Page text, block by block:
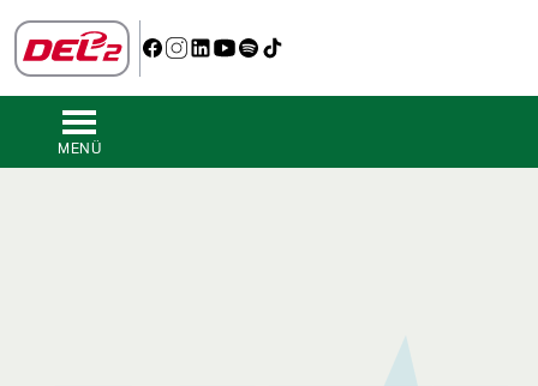
MENÜ